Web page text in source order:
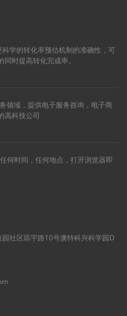
学的转化率预估机制的准确性，可
时提高转化完成率。
领域，提供电子服务咨询，电子商
高科技公司
何时间，任何地点，打开浏览器即
社区琼宇路10号澳特科兴科学园D